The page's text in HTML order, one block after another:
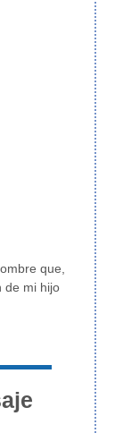
que,
de mi hijo